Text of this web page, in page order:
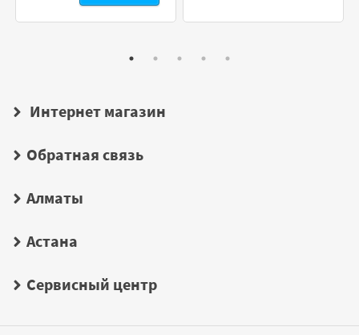
Интернет магазин
Обратная связь
Алматы
Астана
Сервисный центр